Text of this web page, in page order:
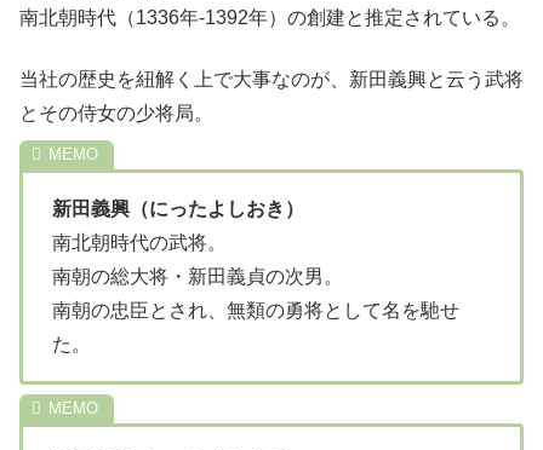
南北朝時代（1336年-1392年）の創建と推定されている。
当社の歴史を紐解く上で大事なのが、新田義興と云う武将
とその侍女の少将局。
新田義興（にったよしおき）
南北朝時代の武将。
南朝の総大将・新田義貞の次男。
南朝の忠臣とされ、無類の勇将として名を馳せ
た。